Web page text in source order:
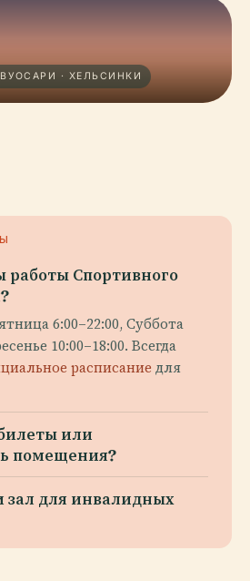
· ХЕЛЬСИНКИ
работы Спортивного
6:00–22:00, Суббота
10:00–18:00. Всегда
расписание для
или
помещения?
зал для инвалидных